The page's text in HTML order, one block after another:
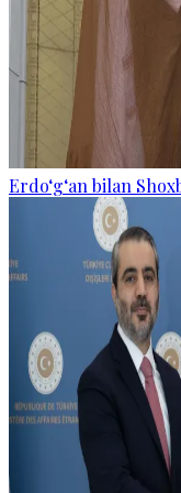
Erdo‘g‘an bilan